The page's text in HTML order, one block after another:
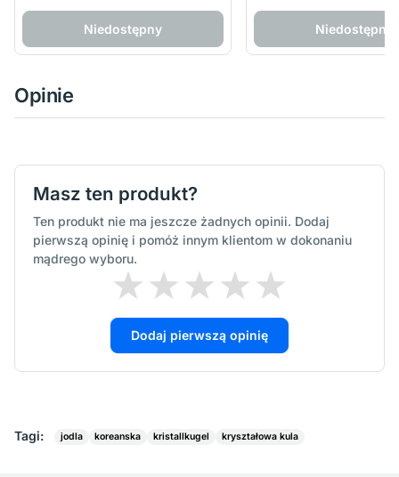
Niedostępny Niedostępny
Opinie
Masz ten produkt?
Ten produkt nie ma jeszcze żadnych opinii. Dodaj
pierwszą opinię i pomóż innym klientom w dokonaniu
mądrego wyboru.
Dodaj pierwszą opinię
Tagi: jodla koreanska kristallkugel kryształowa kula